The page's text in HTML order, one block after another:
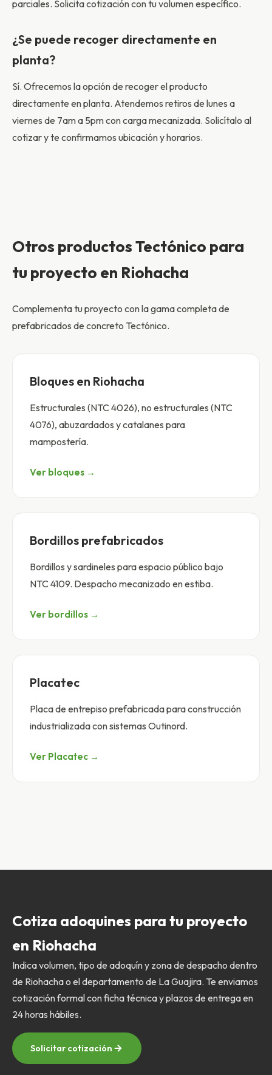
parciales. Solicita cotización con tu volumen específico.
¿Se puede recoger directamente en
planta?
Sí. Ofrecemos la opción de recoger el producto
directamente en planta. Atendemos retiros de lunes a
viernes de 7am a 5pm con carga mecanizada. Solicítalo al
cotizar y te confirmamos ubicación y horarios.
Otros productos Tectónico para
tu proyecto en Riohacha
Complementa tu proyecto con la gama completa de
prefabricados de concreto Tectónico.
Bloques en Riohacha
Estructurales (NTC 4026), no estructurales (NTC
4076), abuzardados y catalanes para
mampostería.
Ver bloques →
Bordillos prefabricados
Bordillos y sardineles para espacio público bajo
NTC 4109. Despacho mecanizado en estiba.
Ver bordillos →
Placatec
Placa de entrepiso prefabricada para construcción
industrializada con sistemas Outinord.
Ver Placatec →
Cotiza adoquines para tu proyecto
en Riohacha
Indica volumen, tipo de adoquín y zona de despacho dentro
de Riohacha o el departamento de La Guajira. Te enviamos
cotización formal con ficha técnica y plazos de entrega en
24 horas hábiles.
Solicitar cotización